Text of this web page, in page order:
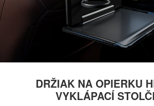
DRŽIAK NA OPIERKU
VYKLÁPACÍ